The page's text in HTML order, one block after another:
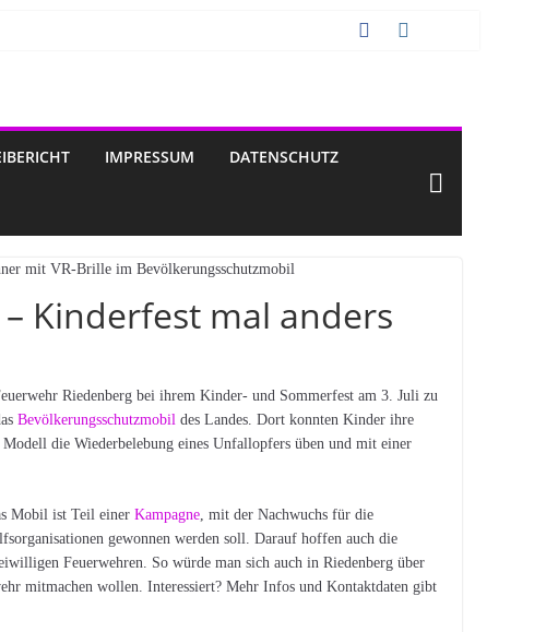
IMPRESSUM DATENSCHUTZ
Kinderfest mal anders
Riedenberg bei ihrem Kinder- und Sommerfest am 3. Juli zu
Bevölkerungsschutzmobil des Landes. Dort konnten Kinder ihre
die Wiederbelebung eines Unfallopfers üben und mit einer
Mobil ist Teil einerKampagne, mit der Nachwuchs für die
gewonnen werden soll. Darauf hoffen auch die
Feuerwehren. So würde man sich auch in Riedenberg über
mitmachen wollen. Interessiert? Mehr Infos und Kontaktdaten gibt